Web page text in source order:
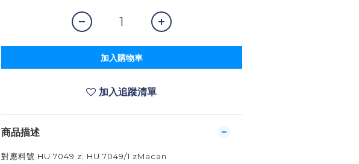
加入購物車
加入追蹤清單
商品描述
對應料號 HU 7049 z; HU 7049/1 zMacan